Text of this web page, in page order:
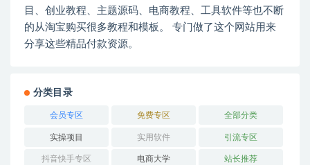
目、创业教程、主题源码、电商教程、工具软件等也不断
的从淘宝购买很多教程和模板。 专门做了这个网站用来
分享这些精品付款资源。
分类目录
会员专区 免费专区 全部分类
实操项目 实用软件 引流专区
抖音快手专区 电商大学 站长推荐